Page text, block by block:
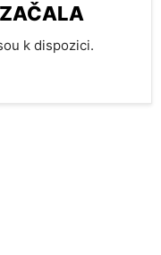
k dispozici.